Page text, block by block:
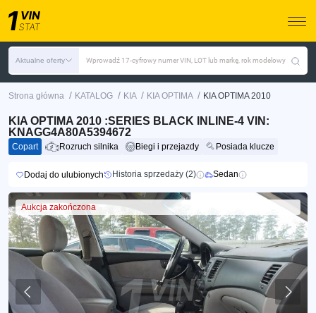
Aktualne oferty Wprowadź 17-cyfrowy numer VIN, LOT lub markę, rok modelowy
Strona główna / KATALOG / KIA / KIA OPTIMA / KIA OPTIMA 2010
KIA OPTIMA 2010 :SERIES BLACK INLINE-4 VIN:
KNAGG4A80A5394672
Copart Rozruch silnika Biegi i przejazdy Posiada klucze
Dodaj do ulubionych Historia sprzedaży (2) Sedan
Aukcja zakończona